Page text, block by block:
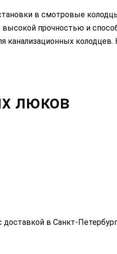
в смотровые
высокой прочностью и
колодцев.
люков
в Санкт-